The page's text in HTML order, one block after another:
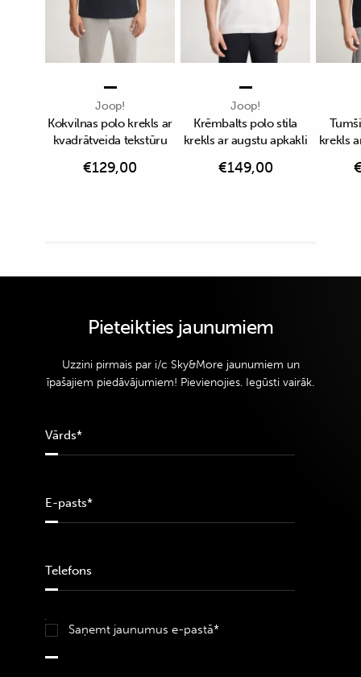
Joop!
Kokvilnas polo krekls ar
kvadrātveida tekstūru
€129,00
Joop!
Krēmbalts polo stila
krekls ar augstu apkakli
€149,00
krekls
Pieteikties jaunumiem
Uzzini pirmais par i/c Sky&More jaunumiem un
īpašajiem piedāvājumiem! Pievienojies. Iegūsti vairāk.
Saņemt jaunumus e-pastā*